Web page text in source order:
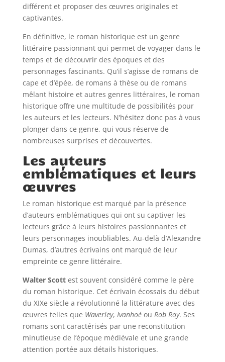
différent et proposer des œuvres originales et
captivantes.
En définitive, le roman historique est un genre
littéraire passionnant qui permet de voyager dans le
temps et de découvrir des époques et des
personnages fascinants. Qu’il s’agisse de romans de
cape et d’épée, de romans à thèse ou de romans
mêlant histoire et autres genres littéraires, le roman
historique offre une multitude de possibilités pour
les auteurs et les lecteurs. N’hésitez donc pas à vous
plonger dans ce genre, qui vous réserve de
nombreuses surprises et découvertes.
Les auteurs
emblématiques et leurs
œuvres
Le roman historique est marqué par la présence
d’auteurs emblématiques qui ont su captiver les
lecteurs grâce à leurs histoires passionnantes et
leurs personnages inoubliables. Au-delà d’Alexandre
Dumas, d’autres écrivains ont marqué de leur
empreinte ce genre littéraire.
Walter Scottest souvent considéré comme le père
du roman historique. Cet écrivain écossais du début
du XIXe siècle a révolutionné la littérature avec des
œuvres telles que Waverley, Ivanhoéou Rob Roy. Ses
romans sont caractérisés par une reconstitution
minutieuse de l’époque médiévale et une grande
attention portée aux détails historiques.